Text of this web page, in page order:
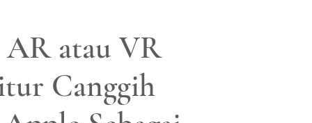
AR atau VR
Canggih